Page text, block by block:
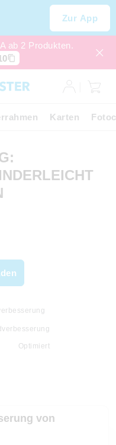
Zur App
ab 2 Produkten.
Karten
Optimiert
von